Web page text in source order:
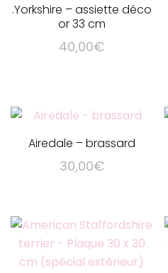
.Yorkshire – assiette déco
or 33 cm
40,00€
Airedale – brassard
30,00€
a
plusieurs
variations.